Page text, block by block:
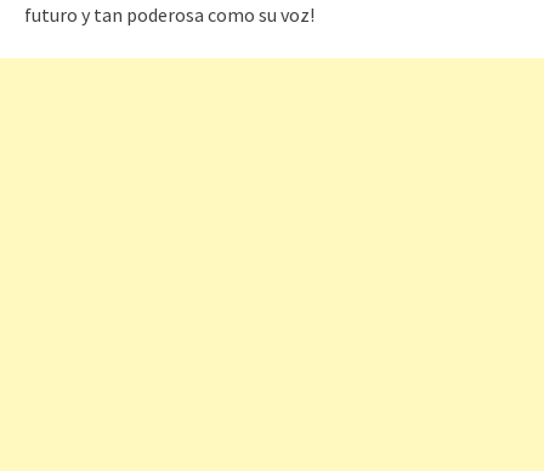
futuro y tan poderosa como su voz!